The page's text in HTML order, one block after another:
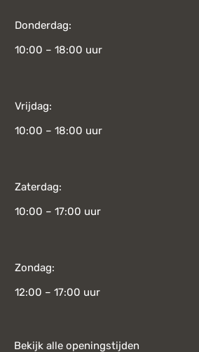
Donderdag:
10:00 – 18:00 uur
Vrijdag:
10:00 – 18:00 uur
Zaterdag:
10:00 – 17:00 uur
Zondag:
12:00 – 17:00 uur
Bekijk alle openingstijden